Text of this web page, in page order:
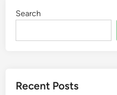
Search
Recent Posts